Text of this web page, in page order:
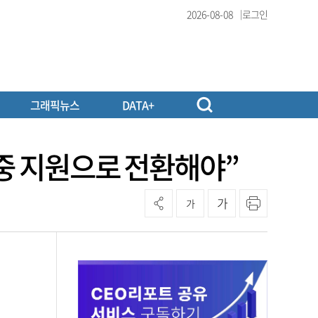
2026-08-08 로그인
그래픽뉴스 DATA+
지원으로 전환해야”
가 가